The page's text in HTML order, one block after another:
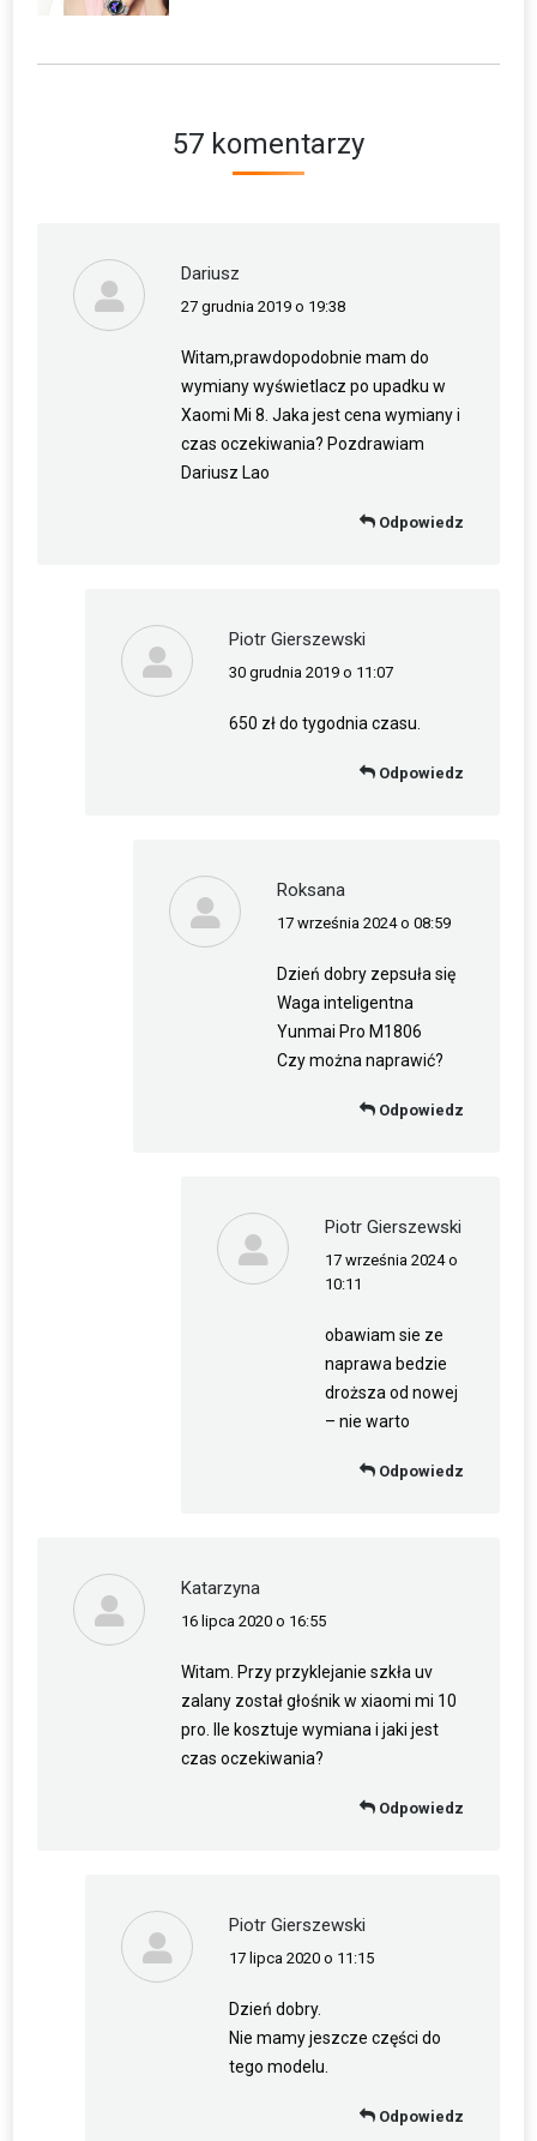
57 komentarzy
Dariusz
napisał(a):
27 grudnia 2019 o 19:38
Witam,prawdopodobnie mam do
wymiany wyświetlacz po upadku w
Xaomi Mi 8. Jaka jest cena wymiany i
czas oczekiwania? Pozdrawiam
Dariusz Lao
Odpowiedz
Piotr Gierszewski
napisał(a):
30 grudnia 2019 o 11:07
650 zł do tygodnia czasu.
Odpowiedz
Roksana
napisał(a):
17 września 2024 o 08:59
Dzień dobry zepsuła się
Waga inteligentna
Yunmai Pro M1806
Czy można naprawić?
Odpowiedz
Piotr Gierszewski
napisał(a):
17 września 2024 o
10:11
obawiam sie ze
naprawa bedzie
droższa od nowej
– nie warto
Odpowiedz
Katarzyna
napisał(a):
16 lipca 2020 o 16:55
Witam. Przy przyklejanie szkła uv
zalany został głośnik w xiaomi mi 10
pro. Ile kosztuje wymiana i jaki jest
czas oczekiwania?
Odpowiedz
Piotr Gierszewski
napisał(a):
17 lipca 2020 o 11:15
Dzień dobry.
Nie mamy jeszcze części do
tego modelu.
Odpowiedz